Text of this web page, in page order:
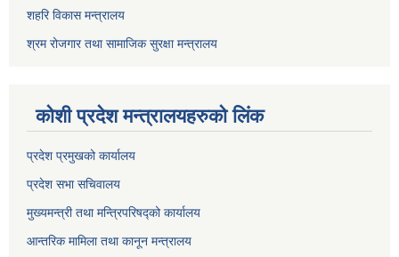
शहरि विकास मन्त्रालय
श्रम रोजगार तथा सामाजिक सुरक्षा मन्त्रालय
कोशी प्रदेश मन्त्रालयहरुको लिंक
प्रदेश प्रमुखको कार्यालय
प्रदेश सभा सचिवालय
मुख्यमन्त्री तथा मन्त्रिपरिषद्को कार्यालय
आन्तरिक मामिला तथा कानून मन्त्रालय